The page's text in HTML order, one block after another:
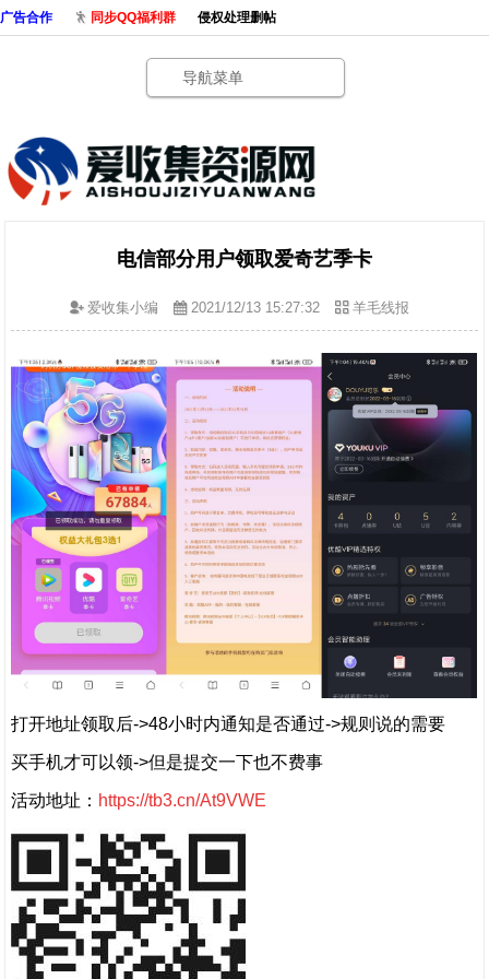
广告合作 同步QQ福利群 侵权处理删帖
导航菜单
电信部分用户领取爱奇艺季卡
爱收集小编 2021/12/13 15:27:32 羊毛线报
打开地址领取后->48小时内通知是否通过->规则说的需要
买手机才可以领->但是提交一下也不费事
活动地址： https://tb3.cn/At9VWE